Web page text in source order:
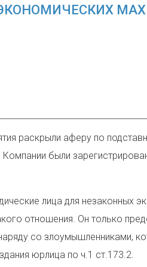
раскрыли аферу по
были
лица для незаконных
отношения. Он только
со злоумышленниками,
юрлица по ч.1 ст.173.2.